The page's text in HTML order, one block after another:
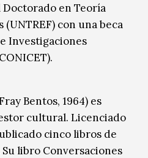
en Teoría
(UNTREF) con una beca
Investigaciones
Bentos, 1964) es
cultural. Licenciado
cinco libros de
libro Conversaciones